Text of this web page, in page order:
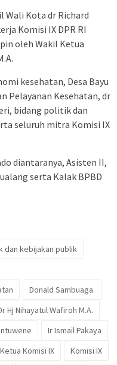
Wali Kota dr Richard
Komisi IX DPR RI
oleh Wakil Ketua
kesehatan, Desa Bayu
Pelayanan Kesehatan, dr
bidang politik dan
seluruh mitra Komisi IX
diantaranya, Asisten II,
serta Kalak BPBD
dan kebijakan publik
Donald Sambuaga.
Hj Nihayatul Wafiroh M.A.
Ir Ismail Pakaya
Ketua Komisi IX
Komisi IX